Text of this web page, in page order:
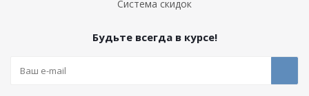
Система скидок
Будьте всегда в курсе!